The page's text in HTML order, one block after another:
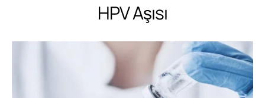
HPV Aşısı